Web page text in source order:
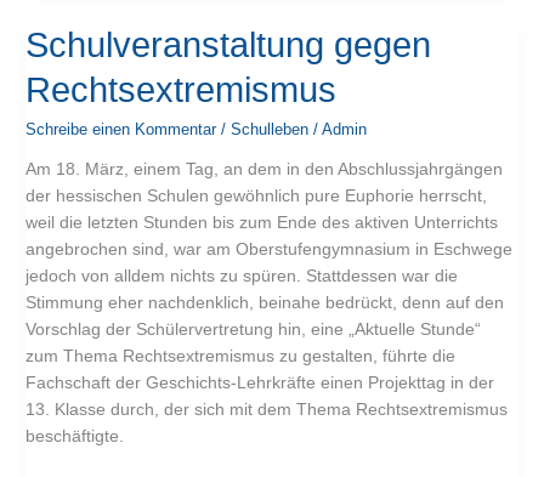
Schulveranstaltung gegen
Rechtsextremismus
Schreibe einen Kommentar /Schulleben /Admin
Am 18. März, einem Tag, an dem in den Abschlussjahrgängen
der hessischen Schulen gewöhnlich pure Euphorie herrscht,
weil die letzten Stunden bis zum Ende des aktiven Unterrichts
angebrochen sind, war am Oberstufengymnasium in Eschwege
jedoch von alldem nichts zu spüren. Stattdessen war die
Stimmung eher nachdenklich, beinahe bedrückt, denn auf den
Vorschlag der Schülervertretung hin, eine „Aktuelle Stunde“
zum Thema Rechtsextremismus zu gestalten, führte die
Fachschaft der Geschichts-Lehrkräfte einen Projekttag in der
13. Klasse durch, der sich mit dem Thema Rechtsextremismus
beschäftigte.
Schulveranstaltung
gegen
Rechtsextremismus